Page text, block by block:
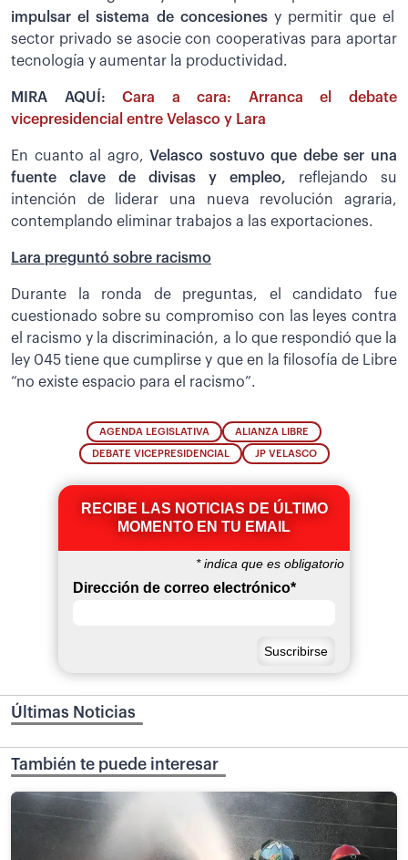
impulsar el sistema de concesionesy permitir que el
sector privado se asocie con cooperativas para aportar
tecnología y aumentar la productividad.
MIRA AQUÍ:Cara a cara: Arranca el debate
vicepresidencial entre Velasco y Lara
En cuanto al agro, Velasco sostuvo que debe ser una
fuente clave de divisas y empleo, reflejando su
intención de liderar una nueva revolución agraria,
contemplando eliminar trabajos a las exportaciones.
Lara preguntó sobre racismo
Durante la ronda de preguntas, el candidato fue
cuestionado sobre su compromiso con las leyes contra
el racismo y la discriminación, a lo que respondió que la
ley 045 tiene que cumplirse y que en la filosofía de Libre
“no existe espacio para el racismo”.
AGENDA LEGISLATIVA ALIANZA LIBRE
DEBATE VICEPRESIDENCIAL JP VELASCO
RECIBE LAS NOTICIAS DE ÚLTIMO
MOMENTO EN TU EMAIL
*indica que es obligatorio
Dirección de correo electrónico*
Últimas Noticias
También te puede interesar